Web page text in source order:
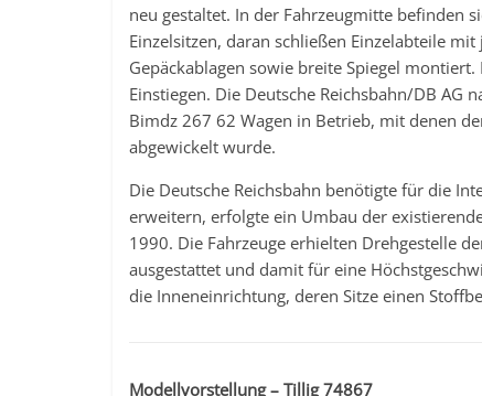
neu gestaltet. In der Fahrzeugmitte befinden
Einzelsitzen, daran schließen Einzelabteile
Gepäckablagen sowie breite Spiegel
Einstiegen. Die Deutsche Reichsbahn/DB
Bimdz 267 62 Wagen in Betrieb, mit denen
abgewickelt wurde.
Die Deutsche Reichsbahn benötigte für die
erweitern, erfolgte ein Umbau der
1990. Die Fahrzeuge erhielten Drehgestelle
ausgestattet und damit für eine
die Inneneinrichtung, deren Sitze einen
Modellvorstellung – Tillig 74867